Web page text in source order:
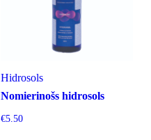
Hidrosols
Nomierinošs hidrosols
€5.50